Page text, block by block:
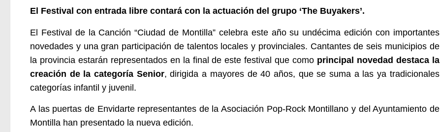
El Festival con entrada libre contará con la actuación del grupo ‘The Buyakers’.
El Festival de la Canción “Ciudad de Montilla” celebra este año su undécima edición con importantes
novedades y una gran participación de talentos locales y provinciales. Cantantes de seis municipios de
la provincia estarán representados en la final de este festival que como principal novedad destaca la
creación de lacategoría Senior, dirigida a mayores de 40 años, que se suma a las ya tradicionales
categorías infantil y juvenil.
A las puertas de Envidarte representantes de la Asociación Pop-Rock Montillano y del Ayuntamiento de
Montilla han presentado la nueva edición.